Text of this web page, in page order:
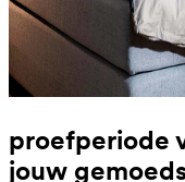
proefperiode
jouw